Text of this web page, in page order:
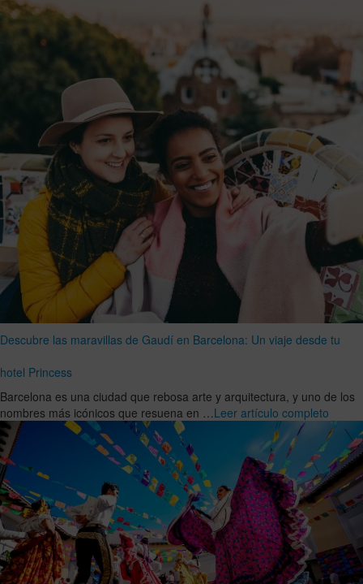
Descubre las maravillas de Gaudí en Barcelona: Un viaje desde tu
hotel Princess
Barcelona es una ciudad que rebosa arte y arquitectura, y uno de los
nombres más icónicos que resuena en …Leer artículo completo